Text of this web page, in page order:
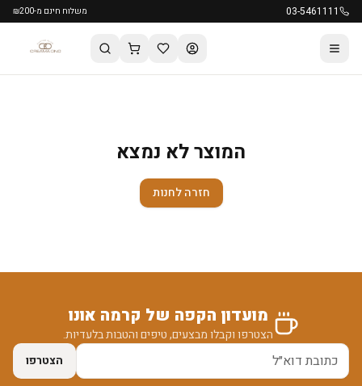
03-5461111 משלוח חינם מ-₪200
המוצר לא נמצא
חזרה לחנות
מועדון הקפה של קרמה אונו
הצטרפו וקבלו מבצעים, טיפים והטבות בלעדיות.
הצטרפו